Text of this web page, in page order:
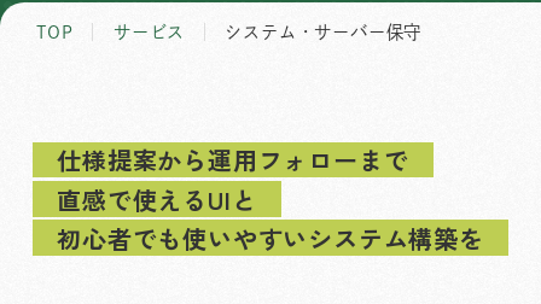
TOP サービス システム・サーバー保守
仕様提案から運用フォローまで
直感で使えるUIと
初心者でも使いやすいシステム構築を